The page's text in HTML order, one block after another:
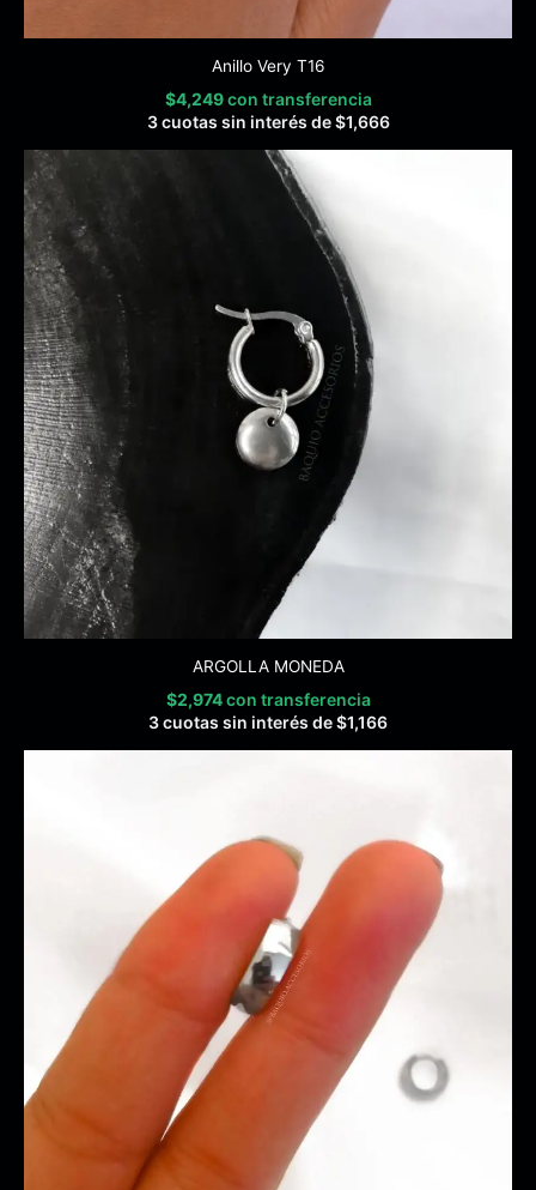
Anillo Very T16
$4,249 con transferencia
3 cuotas sin interés de$1,666
ARGOLLA MONEDA
$2,974 con transferencia
3 cuotas sin interés de$1,166